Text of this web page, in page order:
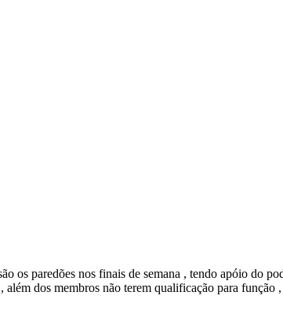
os paredões nos finais de semana , tendo apóio do
dos membros não terem qualificação para